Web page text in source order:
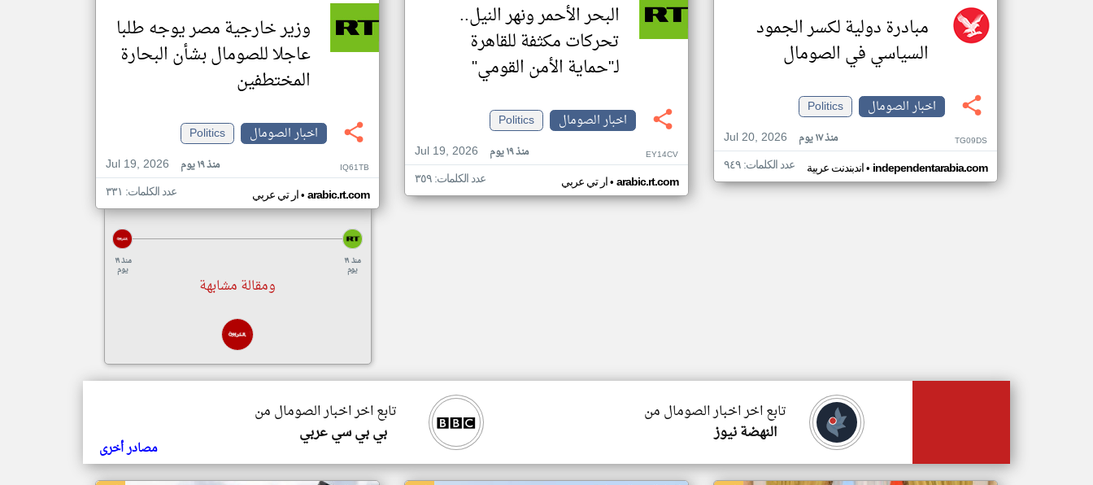
مبادرة دولية لكسر الجمود
السياسي في الصومال
اخبار الصومال
Politics
Jul 20, 2026
منذ ١٧ يوم TG09DS
اندبندنت عربية• independentarabia.com عدد الكلمات: ٩٤٩
البحر الأحمر ونهر النيل..
تحركات مكثفة للقاهرة
لـ"حماية الأمن القومي"
اخبار الصومال
Politics
Jul 19, 2026
منذ ١٩ يوم EY14CV
ار تي عربي• arabic.rt.com عدد الكلمات: ٣٥٩
وزير خارجية مصر يوجه طلبا
عاجلا للصومال بشأن البحارة
المختطفين
اخبار الصومال
Politics
Jul 19, 2026
منذ ١٩ يوم IQ61TB
ار تي عربي• arabic.rt.com عدد الكلمات: ٣٣١
منذ ١٩
يوم
منذ ١٩
يوم
ومقالة مشابهة
تابع اخر اخبار الصومال من
بي بي سي عربي
تابع اخر اخبار الصومال من
النهضة نيوز
مصادر أخرى